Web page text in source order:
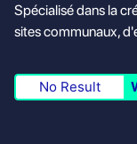
Spécialisé dans la
sites communaux,
No Result